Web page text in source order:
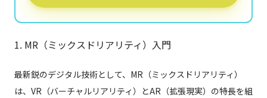
1. MR（ミックスドリアリティ）入門
最新鋭のデジタル技術として、MR（ミックスドリアリティ）
は、VR（バーチャルリアリティ）とAR（拡張現実）の特長を組